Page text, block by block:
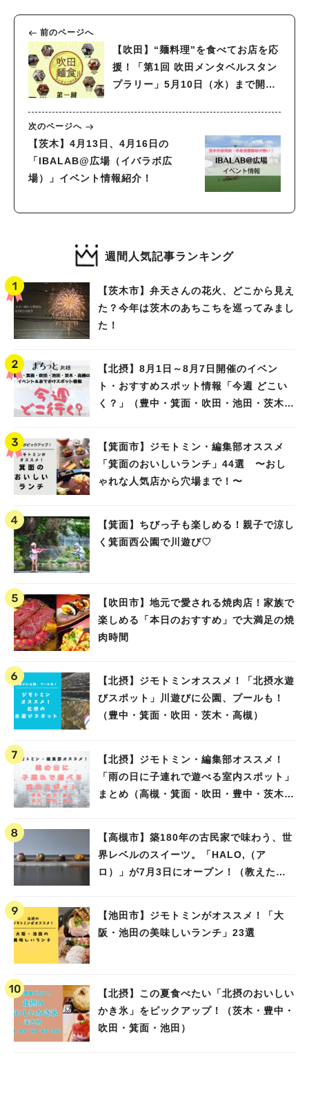
前のページへ
【吹田】“麺料理”を食べてお店を応
援！「第1回 吹田メンタベルスタン
プラリー」5月10日（水）まで開催
次のページへ
【茨木】4月13日、4月16日の
「IBALAB@広場（イバラボ広
場）」イベント情報紹介！
週間人気記事ランキング
【茨木市】弁天さんの花火、どこから見え
た？今年は茨木のあちこちを巡ってみまし
た！
【北摂】8月1日～8月7日開催のイベン
ト・おすすめスポット情報「今週 どこい
く？」（豊中・箕面・吹田・池田・茨木・
【箕面市】ジモトミン・編集部オススメ
「箕面のおいしいランチ」44選 〜おし
ゃれな人気店から穴場まで！〜
【箕面】ちびっ子も楽しめる！親子で涼し
く箕面西公園で川遊び♡
【吹田市】地元で愛される焼肉店！家族で
楽しめる「本日のおすすめ」で大満足の焼
肉時間
【北摂】ジモトミンオススメ！「北摂水遊
びスポット」川遊びに公園、プールも！
（豊中・箕面・吹田・茨木・高槻）
【北摂】ジモトミン・編集部オススメ！
「雨の日に子連れで遊べる室内スポット」
まとめ（高槻・箕面・吹田・豊中・茨木・
【高槻市】築180年の古民家で味わう、世
界レベルのスイーツ。「HALO,（ア
ロ）」が7月3日にオープン！（教えたい/
【池田市】ジモトミンがオススメ！「大
阪・池田の美味しいランチ」23選
【北摂】この夏食べたい「北摂のおいしい
かき氷」をピックアップ！（茨木・豊中・
吹田・箕面・池田）